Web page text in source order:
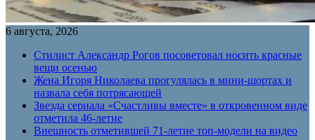
6 августа, 2026
Стилист Александр Рогов посоветовал носить красные
вещи осенью
Жена Игоря Николаева прогулялась в мини-шортах и
назвала себя потрясающей
Звезда сериала «Счастливы вместе» в откровенном виде
отметила 46-летие
Внешность отметившей 71-летие топ-модели на видео